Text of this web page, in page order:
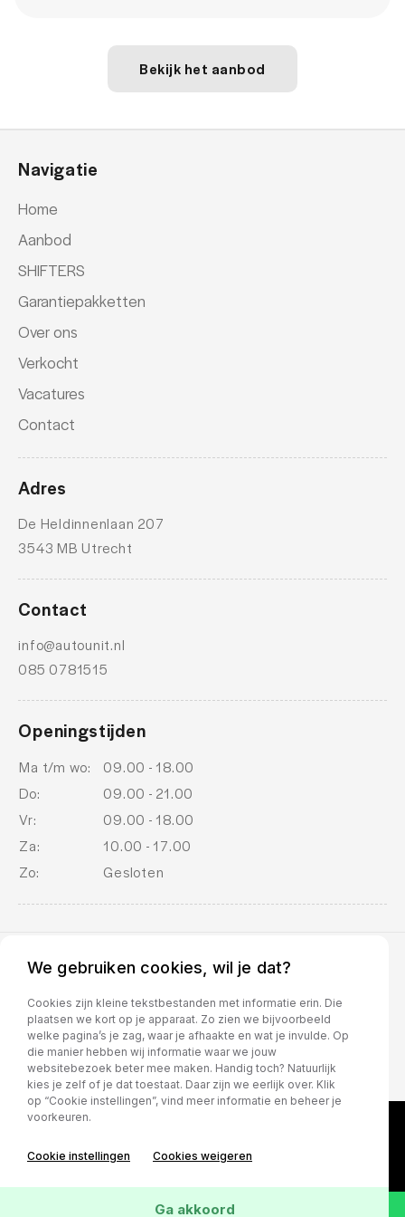
ruitensproeiers/wisserbladen verwarmbaar
Bekijk het aanbod
Navigatie
Home
Aanbod
SHIFTERS
Garantiepakketten
Over ons
Verkocht
Vacatures
Contact
Adres
De Heldinnenlaan 207
3543 MB Utrecht
Contact
info@autounit.nl
085 0781515
Openingstijden
Ma t/m wo:
09.00 - 18.00
Do:
09.00 - 21.00
Vr:
09.00 - 18.00
Za:
10.00 - 17.00
Zo:
Gesloten
BOVAG voorwaarden
We gebruiken cookies, wil je dat?
Cookies zijn kleine tekstbestanden met informatie erin. Die
plaatsen we kort op je apparaat. Zo zien we bijvoorbeeld
welke pagina’s je zag, waar je afhaakte en wat je invulde. Op
die manier hebben wij informatie waar we jouw
websitebezoek beter mee maken. Handig toch? Natuurlijk
kies je zelf of je dat toestaat. Daar zijn we eerlijk over. Klik
op “Cookie instellingen”, vind meer informatie en beheer je
voorkeuren.
Cookie instellingen Cookies weigeren
Ga akkoord